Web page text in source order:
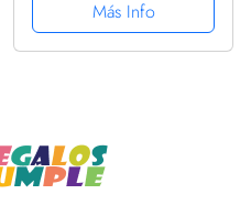
PopGrip Intercambiable
Más Info